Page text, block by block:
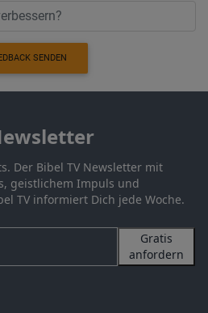
SENDEN
Der Bibel TV Newsletter mit
geistlichem Impuls und
TV informiert Dich jede Woche.
Gratis
anfordern